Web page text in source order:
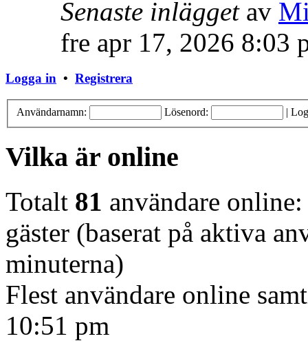
Senaste inläggetav
fre apr 17, 2026 8:03
Logga in • Registrera
Användarnamn: Lösenord: |
Vilka är online
Totalt 81 användare
gäster (baserat på aktiva
minuterna)
Flest användare online
10:51 pm